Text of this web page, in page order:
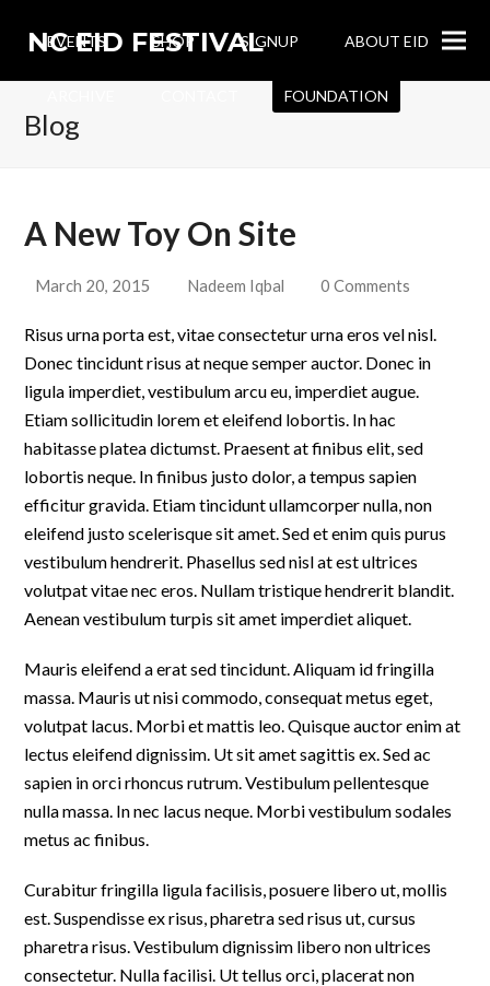
NC EID FESTIVAL
EVENTS SHOP SIGNUP ABOUT EID
FOUNDATION
Blog
A New Toy On Site
March 20, 2015 Nadeem Iqbal 0 Comments
Risus urna porta est, vitae consectetur urna eros vel nisl.
Donec tincidunt risus at neque semper auctor. Donec in
ligula imperdiet, vestibulum arcu eu, imperdiet augue.
Etiam sollicitudin lorem et eleifend lobortis. In hac
habitasse platea dictumst. Praesent at finibus elit, sed
lobortis neque. In finibus justo dolor, a tempus sapien
efficitur gravida. Etiam tincidunt ullamcorper nulla, non
eleifend justo scelerisque sit amet. Sed et enim quis purus
vestibulum hendrerit. Phasellus sed nisl at est ultrices
volutpat vitae nec eros. Nullam tristique hendrerit blandit.
Aenean vestibulum turpis sit amet imperdiet aliquet.
Mauris eleifend a erat sed tincidunt. Aliquam id fringilla
massa. Mauris ut nisi commodo, consequat metus eget,
volutpat lacus. Morbi et mattis leo. Quisque auctor enim at
lectus eleifend dignissim. Ut sit amet sagittis ex. Sed ac
sapien in orci rhoncus rutrum. Vestibulum pellentesque
nulla massa. In nec lacus neque. Morbi vestibulum sodales
metus ac finibus.
Curabitur fringilla ligula facilisis, posuere libero ut, mollis
est. Suspendisse ex risus, pharetra sed risus ut, cursus
pharetra risus. Vestibulum dignissim libero non ultrices
consectetur. Nulla facilisi. Ut tellus orci, placerat non